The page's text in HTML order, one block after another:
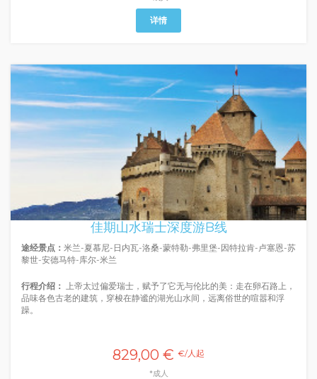
详情
佳期山水瑞士深度游B线
途经景点： 米兰-夏慕尼-日内瓦-洛桑-蒙特勒-弗里堡-因特拉肯-卢塞恩-苏
黎世-安德马特-库尔-米兰
行程介绍： 上帝太过偏爱瑞士，赋予了它无与伦比的美：走在卵石路上，
品味各色古老的建筑，穿梭在静谧的湖光山水间，远离俗世的喧嚣和浮
躁。
829,00 € €/人起
*成人